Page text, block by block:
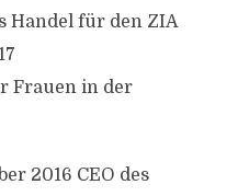
Handel für den ZIA
Frauen in der
2016 CEO des